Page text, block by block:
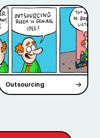
Outsourcing